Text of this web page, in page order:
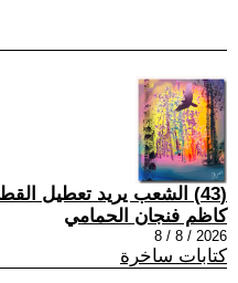
(43) الشعب يريد تعطيل القطار
كاظم فنجان الحمامي
2026 / 8 / 8
كتابات ساخرة